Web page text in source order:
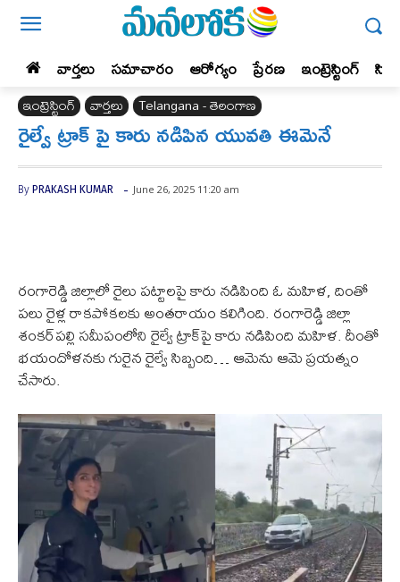
వార్తలు సమాచారం ఆరోగ్యం ప్రేర‌ణ‌ ఇంట్రెస్టింగ్‌
ఇంట్రెస్టింగ్‌ వార్తలు Telangana - తెలంగాణ
రైల్వే ట్రాక్ పై కారు నడిపిన యువతి ఈమెనే
By PRAKASH KUMAR - June 26, 2025 11:20 am
రంగారెడ్డి జిల్లాలో రైలు పట్టాలపై కారు నడిపింది ఓ మహిళ, దింతో
పలు రైళ్ల రాకపోకలకు అంతరాయం కలిగింది. రంగారెడ్డి జిల్లా
శంకర్‌పల్లి సమీపంలోని రైల్వే ట్రాక్‌పై కారు నడిపింది మహిళ. దీంతో
భయందోళనకు గురైన రైల్వే సిబ్బంది… ఆమెను ఆమె ప్రయత్నం
చేసారు.